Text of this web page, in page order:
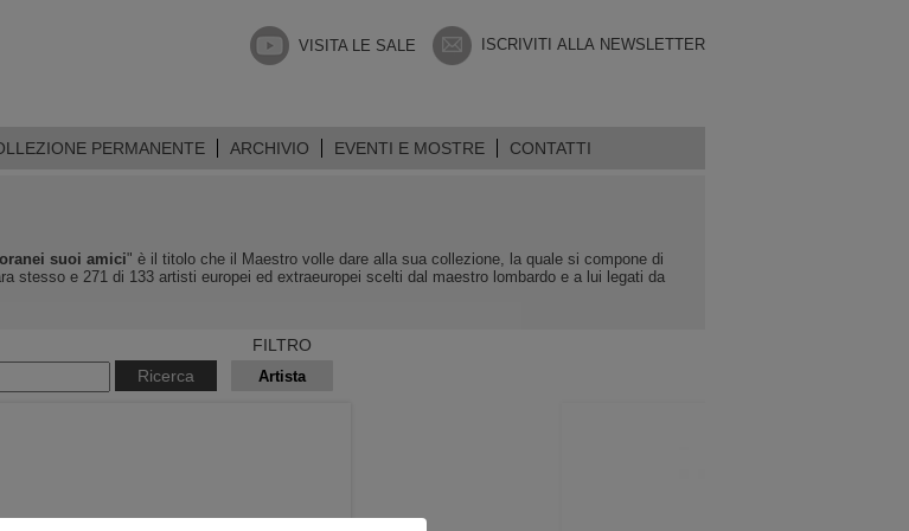
ISCRIVITI ALLA NEWSLETTER
VISITA LE SALE
PERMANENTE ARCHIVIO EVENTI E MOSTRE CONTATTI
suoi amici" è il titolo che il Maestro volle dare alla sua collezione, la quale si compone di
stesso e 271 di 133 artisti europei ed extraeuropei scelti dal maestro lombardo e a lui legati da
Ricerca
FILTRO